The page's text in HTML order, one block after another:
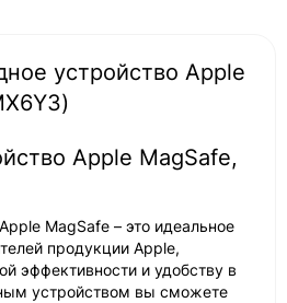
устройство Apple
Apple MagSafe,
MagSafe – это идеальное
продукции Apple,
эффективности и удобству в
устройством вы сможете